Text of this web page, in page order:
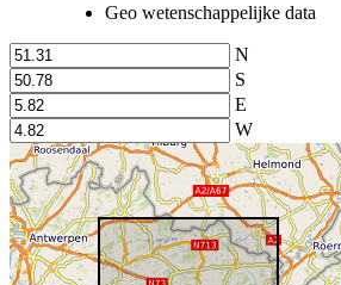
Geo wetenschappelijke data
N
S
E
W